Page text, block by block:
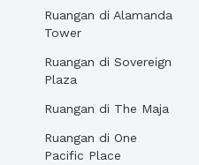
Ruangan di Alamanda
Tower
Ruangan di Sovereign
Plaza
Ruangan di The Maja
Ruangan di One
Pacific Place